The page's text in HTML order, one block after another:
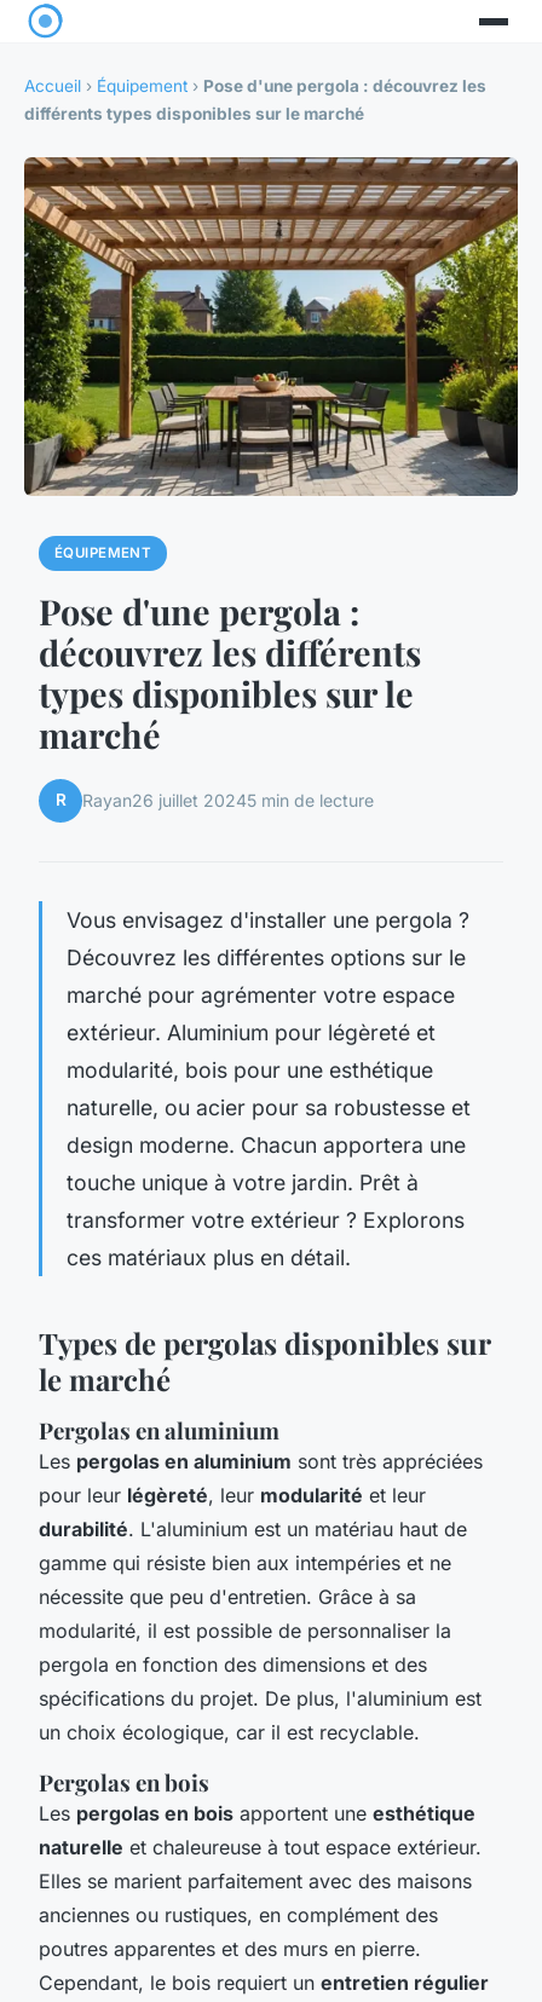
Accueil › Équipement › Pose d'une pergola : découvrez les
différents types disponibles sur le marché
ÉQUIPEMENT
Pose d'une pergola :
découvrez les différents
types disponibles sur le
marché
R Rayan26 juillet 20245 min de lecture
Vous envisagez d'installer une pergola ?
Découvrez les différentes options sur le
marché pour agrémenter votre espace
extérieur. Aluminium pour légèreté et
modularité, bois pour une esthétique
naturelle, ou acier pour sa robustesse et
design moderne. Chacun apportera une
touche unique à votre jardin. Prêt à
transformer votre extérieur ? Explorons
ces matériaux plus en détail.
Types de pergolas disponibles sur
le marché
Pergolas en aluminium
Les pergolas en aluminium sont très appréciées
pour leur légèreté, leur modularité et leur
durabilité. L'aluminium est un matériau haut de
gamme qui résiste bien aux intempéries et ne
nécessite que peu d'entretien. Grâce à sa
modularité, il est possible de personnaliser la
pergola en fonction des dimensions et des
spécifications du projet. De plus, l'aluminium est
un choix écologique, car il est recyclable.
Pergolas en bois
Les pergolas en bois apportent une esthétique
naturelle et chaleureuse à tout espace extérieur.
Elles se marient parfaitement avec des maisons
anciennes ou rustiques, en complément des
poutres apparentes et des murs en pierre.
Cependant, le bois requiert un entretien régulier